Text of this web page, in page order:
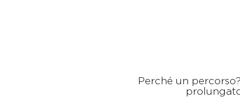
Perché un